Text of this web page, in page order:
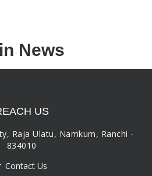
News
US
Raja Ulatu, Namkum, Ranchi -
834010
Contact Us